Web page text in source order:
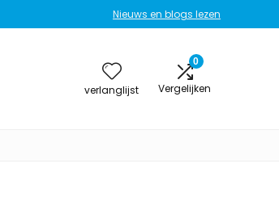
Nieuws en blogs lezen
verlanglijst
0
Vergelijken